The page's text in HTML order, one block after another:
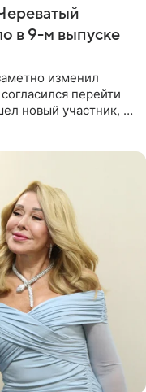
в 9-м выпуске
изменил
перейти
новый участник, а